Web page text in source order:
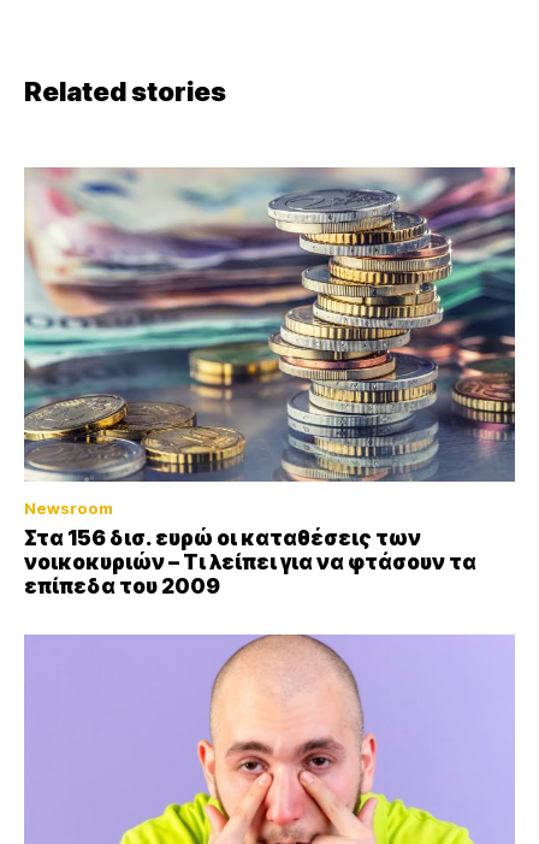
Related stories
Newsroom
Στα 156 δισ. ευρώ οι καταθέσεις των
νοικοκυριών – Τι λείπει για να φτάσουν τα
επίπεδα του 2009